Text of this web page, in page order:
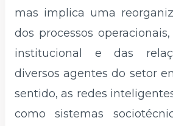
mas implica uma
dos processos
institucional e das
diversos agentes do setor
sentido, as redes
como sistemas